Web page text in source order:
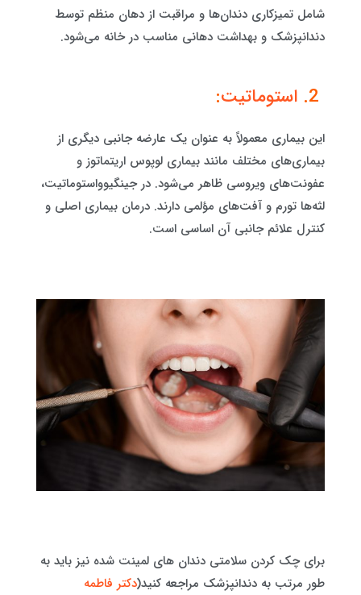
شامل تمیزکاری دندان‌ها و مراقبت از دهان منظم توسط
دندانپزشک و بهداشت دهانی مناسب در خانه می‌شود.
استوماتیت:
این بیماری معمولاً به عنوان یک عارضه جانبی دیگری از
بیماری‌های مختلف مانند بیماری لوپوس اریتماتوز و
عفونت‌های ویروسی ظاهر می‌شود. در جینگیوواستوماتیت،
لثه‌ها تورم و آفت‌های مؤلمی دارند. درمان بیماری اصلی و
کنترل علائم جانبی آن اساسی است.
برای چک کردن سلامتی دندان های لمینت شده نیز باید به
طور مرتب به دندانپزشک مراجعه کنید(دکتر فاطمه